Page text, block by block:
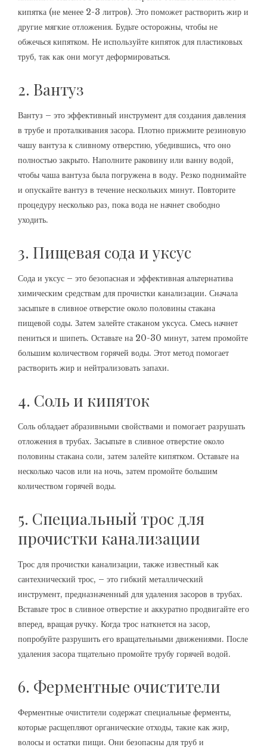
кипятка (не менее 2-3 литров). Это поможет растворить жир и
другие мягкие отложения. Будьте осторожны, чтобы не
обжечься кипятком. Не используйте кипяток для пластиковых
труб, так как они могут деформироваться.
2. Вантуз
Вантуз – это эффективный инструмент для создания давления
в трубе и проталкивания засора. Плотно прижмите резиновую
чашу вантуза к сливному отверстию, убедившись, что оно
полностью закрыто. Наполните раковину или ванну водой,
чтобы чаша вантуза была погружена в воду. Резко поднимайте
и опускайте вантуз в течение нескольких минут. Повторите
процедуру несколько раз, пока вода не начнет свободно
уходить.
3. Пищевая сода и уксус
Сода и уксус – это безопасная и эффективная альтернатива
химическим средствам для прочистки канализации. Сначала
засыпьте в сливное отверстие около половины стакана
пищевой соды. Затем залейте стаканом уксуса. Смесь начнет
пениться и шипеть. Оставьте на 20-30 минут, затем промойте
большим количеством горячей воды. Этот метод помогает
растворить жир и нейтрализовать запахи.
4. Соль и кипяток
Соль обладает абразивными свойствами и помогает разрушать
отложения в трубах. Засыпьте в сливное отверстие около
половины стакана соли, затем залейте кипятком. Оставьте на
несколько часов или на ночь, затем промойте большим
количеством горячей воды.
5. Специальный трос для
прочистки канализации
Трос для прочистки канализации, также известный как
сантехнический трос, – это гибкий металлический
инструмент, предназначенный для удаления засоров в трубах.
Вставьте трос в сливное отверстие и аккуратно продвигайте его
вперед, вращая ручку. Когда трос наткнется на засор,
попробуйте разрушить его вращательными движениями. После
удаления засора тщательно промойте трубу горячей водой.
6. Ферментные очистители
Ферментные очистители содержат специальные ферменты,
которые расщепляют органические отходы, такие как жир,
волосы и остатки пищи. Они безопасны для труб и